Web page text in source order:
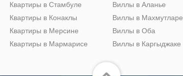
Квартиры в Стамбуле
Квартиры в Конаклы
Квартиры в Мерсине
Квартиры в Мармарисе
Виллы в Аланье
Виллы в Махмутларе
Виллы в Оба
Виллы в Каргыджаке